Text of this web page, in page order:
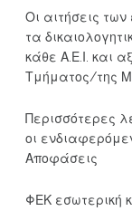
Οι αιτήσεις
τα
κάθε Α.Ε.Ι. και
Τμήματος/της
Περισσότερες
οι
Αποφάσεις
ΦΕΚ εσωτερική